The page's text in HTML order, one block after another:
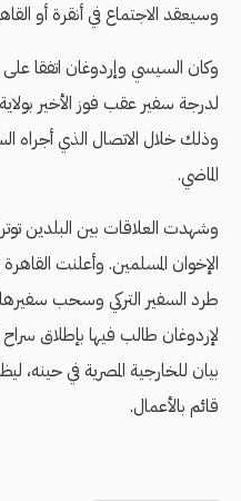
وسيعقد الاجتماع في أنقرة أو
وكان السيسي وإردوغان اتفقا
الماضي.
وشهدت العلاقات بين البلدين
طرد السفير التركي وسحب
لإردوغان طالب فيها بإطلاق
بيان للخارجية المصرية في حينه،
قائم بالأعمال.